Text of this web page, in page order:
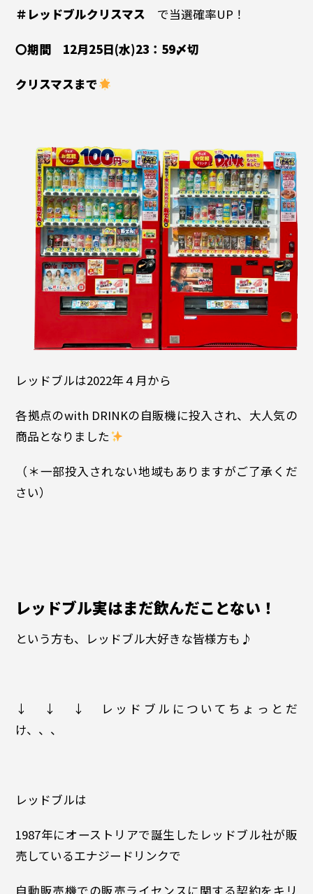
＃レッドブルクリスマス で当選確率UP！
〇期間 12月25日(水)23：59〆切
クリスマスまで
レッドブルは2022年４月から
各拠点のwith DRINKの自販機に投入され、大人気の
商品となりました
（＊一部投入されない地域もありますがご了承くだ
さい）
レッドブル実はまだ飲んだことない！
という方も、レッドブル大好きな皆様方も♪
↓ ↓ ↓ レッドブルについてちょっとだ
け、、、
レッドブルは
1987年にオーストリアで誕生したレッドブル社が販
売しているエナジードリンクで
自動販売機での販売ライセンスに関する契約をキリ